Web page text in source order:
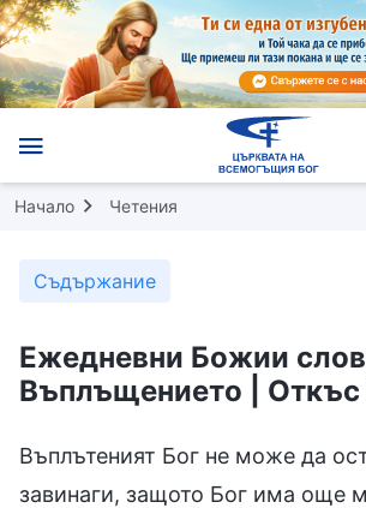
Начало Четения
Съдържание
Ежедневни Божии
Въплъщението | Откъс
Въплътеният Бог не може да
завинаги, защото Бог има още